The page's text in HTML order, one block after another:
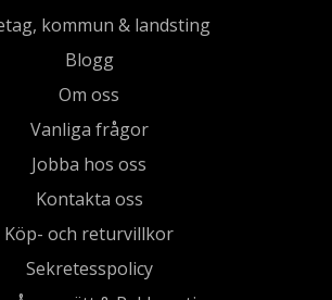
kommun & landsting
Blogg
Om oss
Vanliga frågor
Jobba hos oss
Kontakta oss
Köp- och returvillkor
Sekretesspolicy